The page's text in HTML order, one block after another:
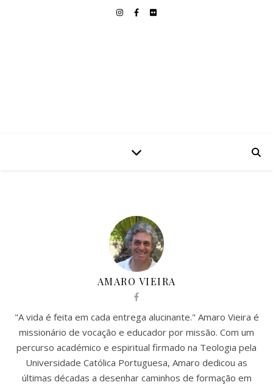
AMARO VIEIRA
"A vida é feita em cada entrega alucinante." Amaro Vieira é
missionário de vocação e educador por missão. Com um
percurso académico e espiritual firmado na Teologia pela
Universidade Católica Portuguesa, Amaro dedicou as
últimas décadas a desenhar caminhos de formação em